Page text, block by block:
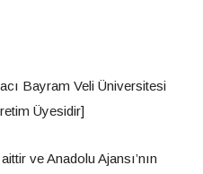
Bayram Veli Üniversitesi
Üyesidir]
ve Anadolu Ajansı’nın